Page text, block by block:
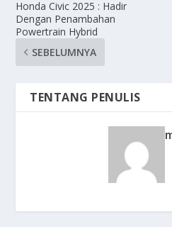
Honda Civic 2025 : Hadir
Dengan Penambahan
Powertrain Hybrid
SEBELUMNYA
TENTANG PENULIS